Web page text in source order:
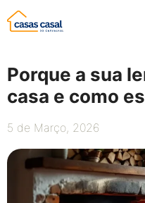
Saltar
para
Porque a sua
casa e como
5 de Março, 2026